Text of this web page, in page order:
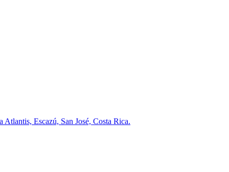
Atlantis, Escazú, San José, Costa Rica.